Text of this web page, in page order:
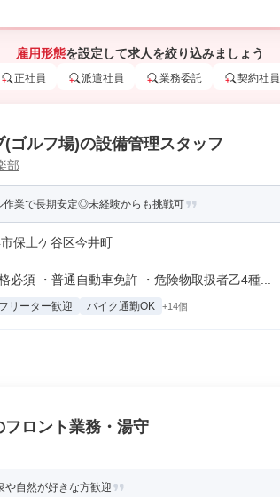
雇用形態を設定して求人を絞り込みましょう
正社員 派遣社員 業務委託 契約社員
ゴルフ場)の設備管理スタッフ
部
作業で長期安定◎未経験からも挑戦可
保土ケ谷区今井町
必須 ・普通自動車免許 ・危険物取扱者乙4種...
フリーター歓迎 バイク通勤OK +14個
ロント業務・湯守
や自然が好きな方歓迎